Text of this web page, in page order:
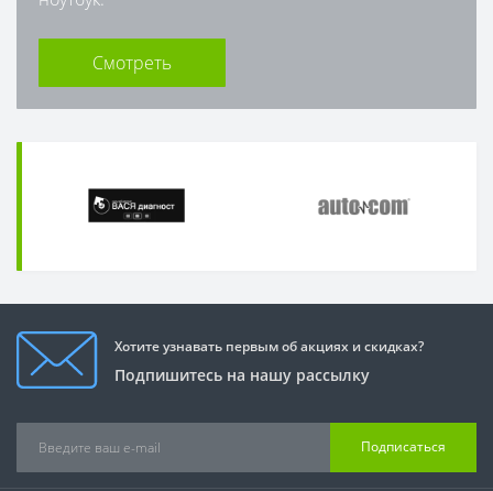
Смотреть
Хотите узнавать первым об акциях и скидках?
Подпишитесь на нашу рассылку
Подписаться